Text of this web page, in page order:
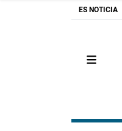
ES NOTICIA